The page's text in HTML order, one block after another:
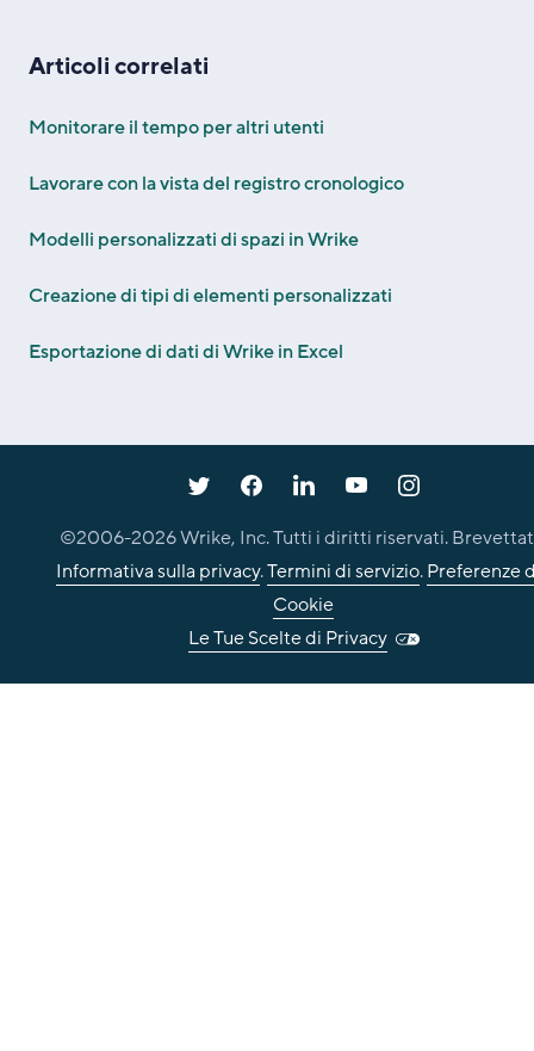
Articoli correlati
Monitorare il tempo per altri utenti
Lavorare con la vista del registro cronologico
Modelli personalizzati di spazi in Wrike
Creazione di tipi di elementi personalizzati
Esportazione di dati di Wrike in Excel
©2006-2026Wrike, Inc. Tutti i diritti riservati.
Informativa sulla privacy.Termini di servizio.Preferenze
Cookie
Le Tue Scelte di Privacy